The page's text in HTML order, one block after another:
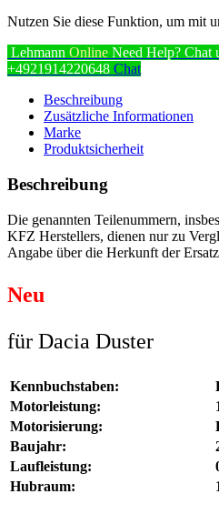
Nutzen Sie diese Funktion, um mit
Lehmann Online Need Help? Chat
+4921914220648 Chat
Beschreibung
Zusätzliche Informationen
Marke
Produktsicherheit
Beschreibung
Die genannten Teilenummern,
KFZ Herstellers, dienen nur zu
Angabe über die Herkunft der
Neu
für Dacia Duster
Kennbuchstaben:
Motorleistung:
Motorisierung:
Baujahr:
Laufleistung:
Hubraum: